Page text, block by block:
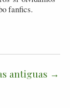
fanfics.
antiguas